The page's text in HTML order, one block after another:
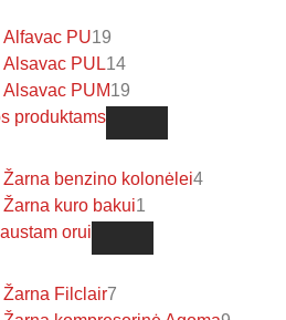
Alfavac PU19
Alsavac PUL14
Alsavac PUM19
produktams
Žarna benzino kolonėlei4
Žarna kuro bakui1
orui
Žarna Filclair7